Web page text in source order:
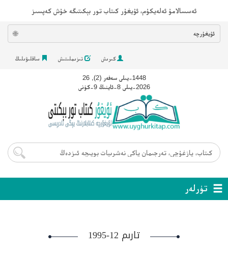
ئەسسالامۇ ئەلەيكۇم، ئۇيغۇر كىتاب تور بېكىتىگە خۇش كەپسىز
ئۇيغۇرچە 🌐
كىرىش تىزىملىتىش ساقلىۋىلىڭ
1448-يىلى سەفەر (2), 26
2026-يىلى 8-ئاينىڭ 9-كۈنى
تۈرلەر
تارىم 12-1995